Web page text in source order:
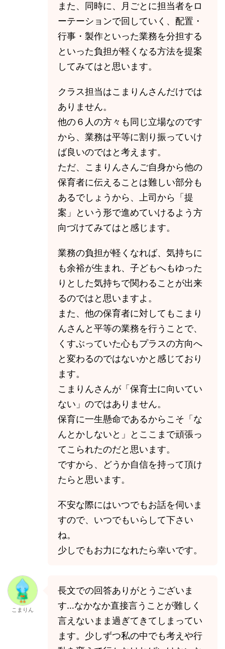
また、同時に、月ごとに担当者をロ
ーテーションで回していく、配置・
行事・製作といった業務を分担する
といった負担が軽くなる方法を提案
してみてはと思います。
クラス担当はこまりんさんだけでは
ありません。
他の６人の方々も同じ立場なのです
から、業務は平等に割り振っていけ
ば良いのではと考えます。
ただ、こまりんさんご自身から他の
保育者に伝えることは難しい部分も
あるでしょうから、上司から「提
案」という形で進めていけるよう方
向づけてみてはと感じます。
業務の負担が軽くなれば、気持ちに
も余裕が生まれ、子どもへもゆった
りとした気持ちで関わることが出来
るのではと思いますよ。
また、他の保育者に対してもこまり
んさんと平等の業務を行うことで、
くすぶっていた心もプラスの方向へ
と変わるのではないかと感じており
ます。
こまりんさんが「保育士に向いてい
ない」のではありません。
保育に一生懸命であるからこそ「な
んとかしないと」とここまで頑張っ
てこられたのだと思います。
ですから、どうか自信を持って頂け
たらと思います。
不安な際にはいつでもお話を伺いま
すので、いつでもいらして下さい
ね。
少しでもお力になれたら幸いです。
こまりん
長文での回答ありがとうございま
す…なかなか直接言うことが難しく
言えないまま過ぎてきてしまってい
ます。少しずつ私の中でも考えや行